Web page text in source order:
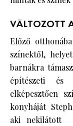
VÁLTOZOTT
Előző
színektől,
barnákra
építészeti és
elképesztően
konyháját
aki nekilátott